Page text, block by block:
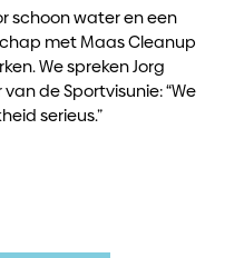
schoon water en een
met Maas Cleanup
We spreken Jorg
de Sportvisunie: “We
serieus.”